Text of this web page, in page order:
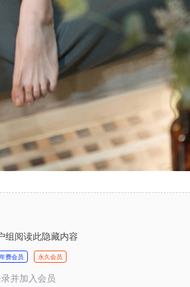
组阅读此隐藏内容
年费会员 永久会员
并加入会员